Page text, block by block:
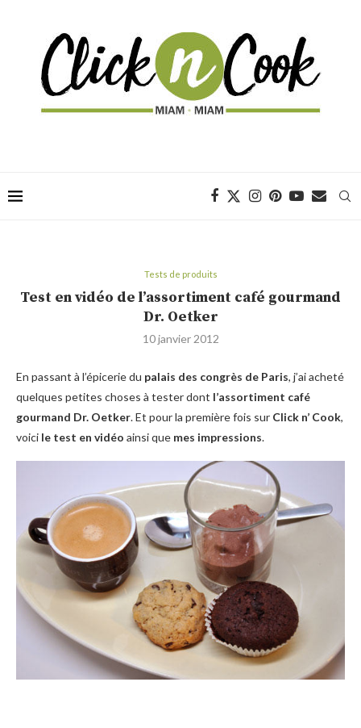
Tests de produits
Test en vidéo de l’assortiment café gourmand
Dr. Oetker
10 janvier 2012
En passant à l’épicerie du palais des congrès de Paris, j’ai acheté
quelques petites choses à tester dont l’assortiment café
gourmand Dr. Oetker. Et pour la première fois sur Click n’ Cook,
voici le test en vidéo ainsi que mes impressions.